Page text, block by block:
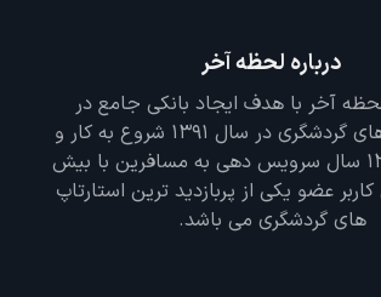
درباره لحظه آخر
آخر با هدف ایجاد بانکی جامع در
تمامی زمینه های گردشگری در سال 1391 شروع به کار و
پس از حدود 12 سال سرویس دهی به مسافرین با بیش
عضو یکی از پربازدید ترین استارتاپ
های گردشگری می باشد.